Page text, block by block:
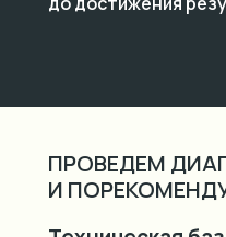
ПРОВЕДЕМ
И